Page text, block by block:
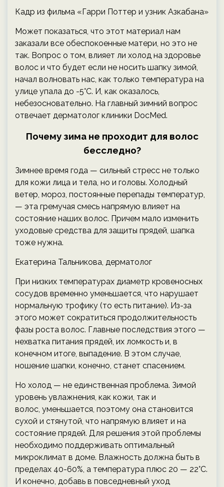
Кадр из фильма «Гарри Поттер и узник Азкабана»
Может показаться, что этот материал нам
заказали все обеспокоенные матери, но это не
так. Вопрос о том, влияет ли холод на здоровье
волос и что будет если не носить шапку зимой,
начал волновать нас, как только температура на
улице упала до -5°C. И, как оказалось,
небезосновательно. На главный зимний вопрос
отвечает дерматолог клиники DocMed.
Почему зима не проходит для волос
бесследно?
Зимнее время года — сильный стресс не только
для кожи лица и тела, но и головы. Холодный
ветер, мороз, постоянные перепады температур,
— эта гремучая смесь напрямую влияет на
состояние наших волос. Причем мало изменить
уходовые средства для защиты прядей, шапка
тоже нужна.
Екатерина Тальникова, дерматолог
При низких температурах диаметр кровеносных
сосудов временно уменьшается, что нарушает
нормальную трофику (то есть питание). Из-за
этого может сократиться продолжительность
фазы роста волос. Главные последствия этого —
нехватка питания прядей, их ломкость и, в
конечном итоге, выпадение. В этом случае,
ношение шапки, конечно, станет спасением.
Но холод — не единственная проблема. Зимой
уровень увлажнения, как кожи, так и
волос, уменьшается, поэтому она становится
сухой и стянутой, что напрямую влияет и на
состояние прядей. Для решения этой проблемы
необходимо поддерживать оптимальный
микроклимат в доме. Влажность должна быть в
пределах 40-60%, а температура плюс 20 — 22°C.
И конечно, добавь в повседневный уход